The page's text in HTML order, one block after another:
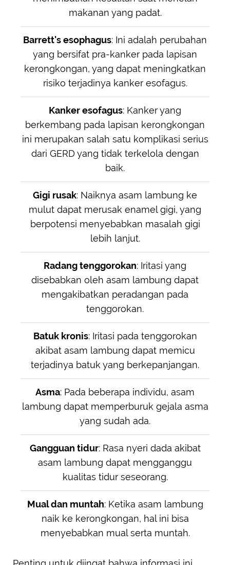
makanan yang padat.
Barrett's esophagus: Ini adalah perubahan
yang bersifat pra-kanker pada lapisan
kerongkongan, yang dapat meningkatkan
risiko terjadinya kanker esofagus.
Kanker esofagus: Kanker yang
berkembang pada lapisan kerongkongan
ini merupakan salah satu komplikasi serius
dari GERD yang tidak terkelola dengan
baik.
Gigi rusak: Naiknya asam lambung ke
mulut dapat merusak enamel gigi, yang
berpotensi menyebabkan masalah gigi
lebih lanjut.
Radang tenggorokan: Iritasi yang
disebabkan oleh asam lambung dapat
mengakibatkan peradangan pada
tenggorokan.
Batuk kronis: Iritasi pada tenggorokan
akibat asam lambung dapat memicu
terjadinya batuk yang berkepanjangan.
Asma: Pada beberapa individu, asam
lambung dapat memperburuk gejala asma
yang sudah ada.
Gangguan tidur: Rasa nyeri dada akibat
asam lambung dapat mengganggu
kualitas tidur seseorang.
Mual dan muntah: Ketika asam lambung
naik ke kerongkongan, hal ini bisa
menyebabkan mual serta muntah.